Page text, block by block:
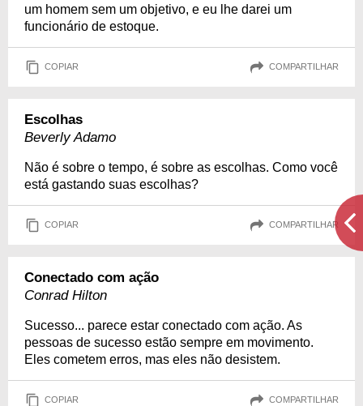
um homem sem um objetivo, e eu lhe darei um
funcionário de estoque.
COPIAR COMPARTILHAR
Escolhas
Beverly Adamo
Não é sobre o tempo, é sobre as escolhas. Como você
está gastando suas escolhas?
COPIAR COMPARTILHAR
Conectado com ação
Conrad Hilton
Sucesso... parece estar conectado com ação. As
pessoas de sucesso estão sempre em movimento.
Eles cometem erros, mas eles não desistem.
COPIAR COMPARTILHAR